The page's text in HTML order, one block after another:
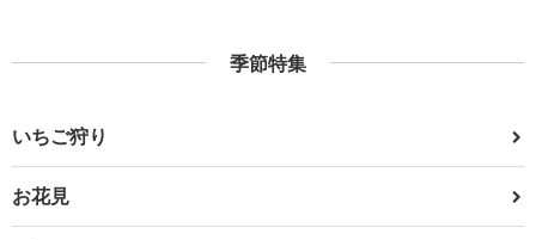
季節特集
いちご狩り
お花見